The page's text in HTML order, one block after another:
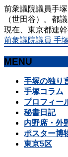
前衆議院議員手
（世田谷）。都
現在、東京都連幹
前衆議院議員 手
MENU
手塚の独り
手塚コラム
プロフィー
秘書日記
内野席・外
ポスター博
東京5区